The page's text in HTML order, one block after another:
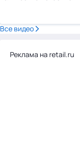
Все видео
Реклама на retail.ru